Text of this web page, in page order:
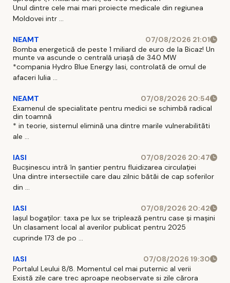
Unul dintre cele mai mari proiecte medicale din regiunea
Moldovei intr ...
NEAMT
07/08/2026 21:01
Bomba energetică de peste 1 miliard de euro de la Bicaz! Un
munte va ascunde o centrală uriașă de 340 MW
*compania Hydro Blue Energy Iasi, controlată de omul de
afaceri Iulia ...
NEAMT
07/08/2026 20:54
Examenul de specialitate pentru medici se schimbă radical
din toamnă
* in teorie, sistemul elimină una dintre marile vulnerabilităti
ale ...
IASI
07/08/2026 20:47
Bucșinescu intră în șantier pentru fluidizarea circulației
Una dintre intersectiile care dau zilnic bătăi de cap soferilor
din ...
IASI
07/08/2026 20:42
Iașul bogaților: taxa pe lux se triplează pentru case și mașini
Un clasament local al averilor publicat pentru 2025
cuprinde 173 de po ...
IASI
07/08/2026 19:30
Portalul Leului 8/8. Momentul cel mai puternic al verii
Există zile care trec aproape neobservate si zile cărora